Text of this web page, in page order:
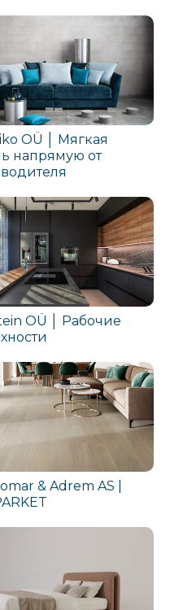
Обе эти
стабильность
точную геометрию.
влажность 40-
- это компания
на
деревянных
от консультаций до
являемся
для компаний, так
доска, паркет
паркет "рыбий
межкомнатные
кухонные
OÜ │ Мягкая
напрямую от
OÜ │ Рабочие
& Adrem AS |